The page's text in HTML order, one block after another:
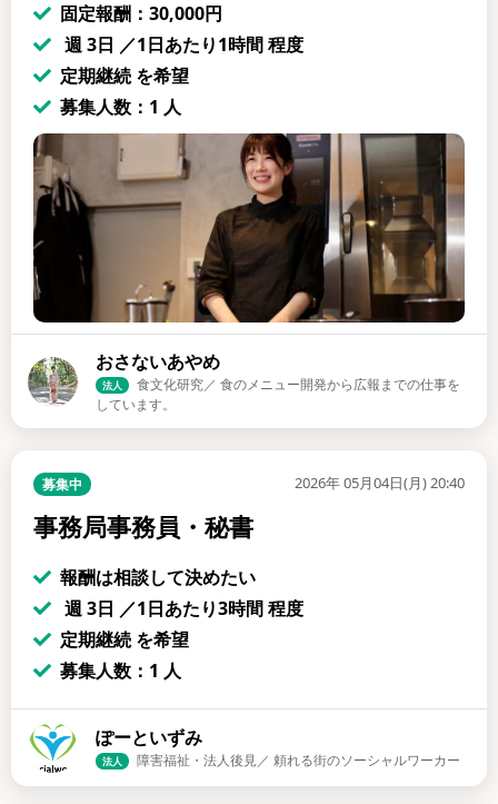
固定報酬：30,000円
週 3日 ／1日あたり1時間 程度
定期継続 を希望
募集人数：1 人
おさないあやめ
法人
食文化研究／ 食のメニュー開発から広報までの仕事を
しています。
募集中 2026年 05月04日(月) 20:40
事務局事務員・秘書
報酬は相談して決めたい
週 3日 ／1日あたり3時間 程度
定期継続 を希望
募集人数：1 人
ぽーといずみ
法人 障害福祉・法人後見／ 頼れる街のソーシャルワーカー